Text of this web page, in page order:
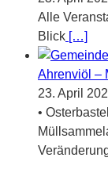
Alle
Blick […]
Ahrenviöl –
23. April
•